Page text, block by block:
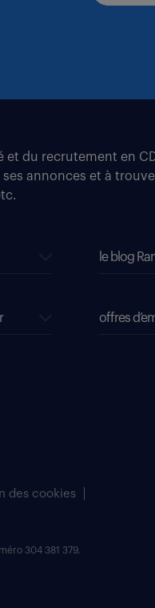
et du recrutement en
annonces et à
le blog
offres
des cookies
304 381 379.